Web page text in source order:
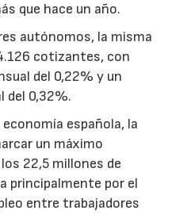
que hace un año.
autónomos, la misma
cotizantes, con
del 0,22% y un
del 0,32%.
española, la
un máximo
22,5 millones de
principalmente por el
entre trabajadores